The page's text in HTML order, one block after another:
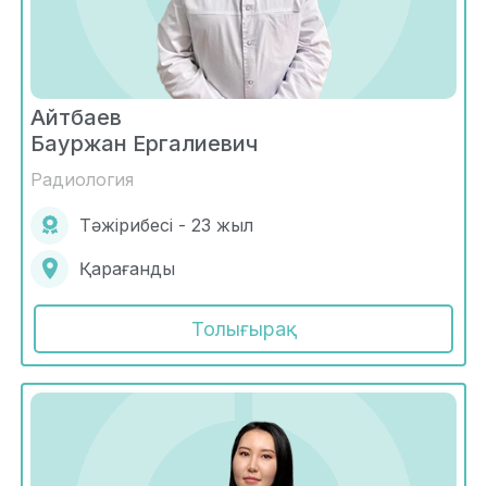
Айтбаев
Бауржан Ергалиевич
Радиология
Тәжірибесі - 23 жыл
Қарағанды
Толығырақ